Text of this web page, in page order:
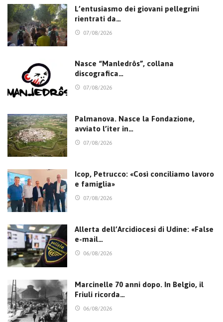
L’entusiasmo dei giovani pellegrini
rientrati da…
07/08/2026
Nasce “Manledrôs”, collana
discografica…
07/08/2026
Palmanova. Nasce la Fondazione,
avviato l’iter in…
07/08/2026
Icop, Petrucco: «Così conciliamo lavoro
e famiglia»
07/08/2026
Allerta dell’Arcidiocesi di Udine: «False
e-mail…
06/08/2026
Marcinelle 70 anni dopo. In Belgio, il
Friuli ricorda…
06/08/2026